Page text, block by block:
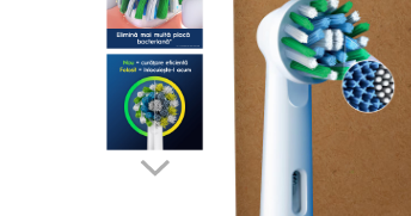
Aspiratoare Auto
Produse Cosmetica Auto
Casa, Gradina & Bricolaj
Accesorii mese si scaune
Accesorii prize si intrerupatoare